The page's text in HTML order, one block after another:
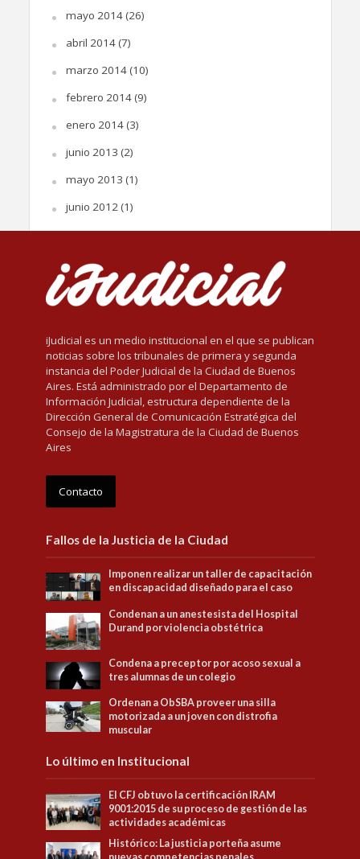
mayo 2014(26)
abril 2014(7)
marzo 2014(10)
febrero 2014(9)
enero 2014(3)
junio 2013 (2)
mayo 2013 (1)
junio 2012(1)
iJudicial es un medio institucional en el que se publican
noticias sobre los tribunales de primera y segunda
instancia del Poder Judicial de la Ciudad de Buenos
Aires. Está administrado por el Departamento de
Información Judicial, estructura dependiente de la
Dirección General de Comunicación Estratégica del
Consejo de la Magistratura de la Ciudad de Buenos
Aires
Contacto
Fallos de la Justicia de la Ciudad
Imponen realizar un taller de capacitación
en discapacidad diseñado para el caso
Condenan a un anestesista del Hospital
Durand por violencia obstétrica
Condena a preceptor por acoso sexual a
tres alumnas de un colegio
Ordenan a ObSBA proveer una silla
motorizada a un joven con distrofia
muscular
Lo último en Institucional
El CFJ obtuvo la certificación IRAM
9001:2015 de su proceso de gestión de las
actividades académicas
Histórico: La justicia porteña asume